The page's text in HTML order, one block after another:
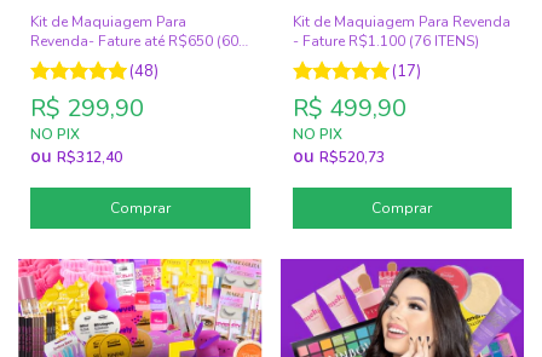
Kit de Maquiagem Para
Revenda- Fature até R$650 (60
ITENS)
(48)
R$ 299,90
NO PIX
ou R$312,40
Comprar
Kit de Maquiagem Para Revenda
- Fature R$1.100 (76 ITENS)
(17)
R$ 499,90
NO PIX
ou R$520,73
Comprar